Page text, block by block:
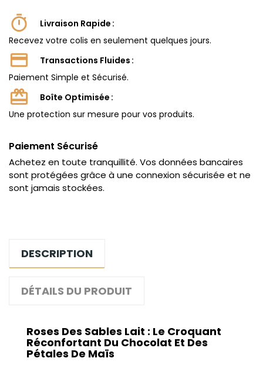
Livraison Rapide
Recevez votre colis en seulement quelques jours.
Transactions Fluides
Paiement Simple et Sécurisé.
Boîte Optimisée
Une protection sur mesure pour vos produits.
Paiement Sécurisé
Achetez en toute tranquillité. Vos données bancaires
sont protégées grâce à une connexion sécurisée et ne
sont jamais stockées.
DESCRIPTION
DÉTAILS DU PRODUIT
Roses Des Sables Lait : Le Croquant
Réconfortant Du Chocolat Et Des
Pétales De Maïs